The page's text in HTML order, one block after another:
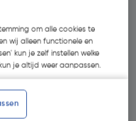
om alle cookies te
wij alleen functionele en
kun je zelf instellen welke
je altijd weer aanpassen.